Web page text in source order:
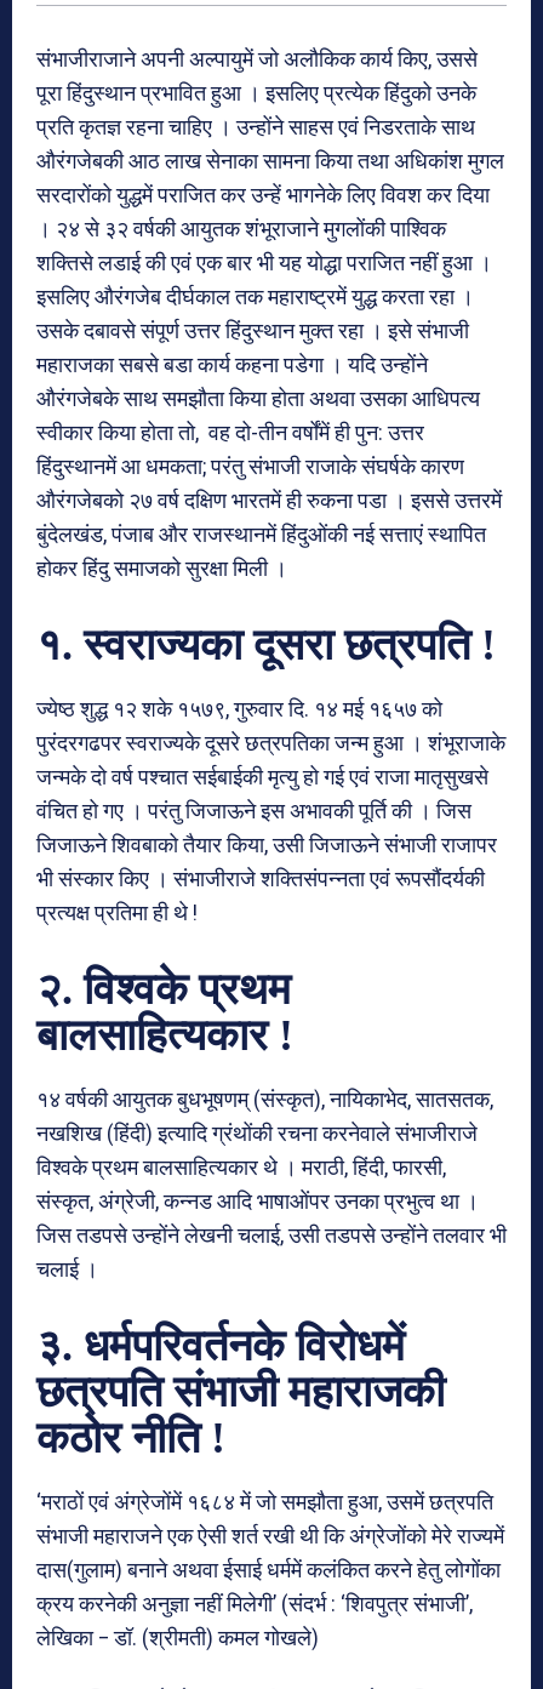
संभाजीराजाने अपनी अल्पायुमें जो अलौकिक कार्य किए, उससे
पूरा हिंदुस्थान प्रभावित हुआ । इसलिए प्रत्येक हिंदुको उनके
प्रति कृतज्ञ रहना चाहिए । उन्होंने साहस एवं निडरताके साथ
औरंगजेबकी आठ लाख सेनाका सामना किया तथा अधिकांश मुगल
सरदारोंको युद्धमें पराजित कर उन्हें भागनेके लिए विवश कर दिया
। २४ से ३२ वर्षकी आयुतक शंभूराजाने मुगलोंकी पाश्विक
शक्तिसे लडाई की एवं एक बार भी यह योद्धा पराजित नहीं हुआ ।
इसलिए औरंगजेब दीर्घकाल तक महाराष्ट्रमें युद्ध करता रहा ।
उसके दबावसे संपूर्ण उत्तर हिंदुस्थान मुक्त रहा । इसे संभाजी
महाराजका सबसे बडा कार्य कहना पडेगा । यदि उन्होंने
औरंगजेबके साथ समझौता किया होता अथवा उसका आधिपत्य
स्वीकार किया होता तो, वह दो-तीन वर्षोंमें ही पुन: उत्तर
हिंदुस्थानमें आ धमकता; परंतु संभाजी राजाके संघर्षके कारण
औरंगजेबको २७ वर्ष दक्षिण भारतमें ही रुकना पडा । इससे उत्तरमें
बुंदेलखंड, पंजाब और राजस्थानमें हिंदुओंकी नई सत्ताएं स्थापित
होकर हिंदु समाजको सुरक्षा मिली ।
१. स्वराज्यका दूसरा छत्रपति !
ज्येष्ठ शुद्ध १२ शके १५७९, गुरुवार दि. १४ मई १६५७ को
पुरंदरगढपर स्वराज्यके दूसरे छत्रपतिका जन्म हुआ । शंभूराजाके
जन्मके दो वर्ष पश्चात सईबाईकी मृत्यु हो गई एवं राजा मातृसुखसे
वंचित हो गए । परंतु जिजाऊने इस अभावकी पूर्ति की । जिस
जिजाऊने शिवबाको तैयार किया, उसी जिजाऊने संभाजी राजापर
भी संस्कार किए । संभाजीराजे शक्तिसंपन्नता एवं रूपसौंदर्यकी
प्रत्यक्ष प्रतिमा ही थे !
२. विश्वके प्रथम
बालसाहित्यकार !
१४ वर्षकी आयुतक बुधभूषणम् (संस्कृत), नायिकाभेद, सातसतक,
नखशिख (हिंदी) इत्यादि ग्रंथोंकी रचना करनेवाले संभाजीराजे
विश्वके प्रथम बालसाहित्यकार थे । मराठी, हिंदी, फारसी,
संस्कृत, अंग्रेजी, कन्नड आदि भाषाओंपर उनका प्रभुत्व था ।
जिस तडपसे उन्होंने लेखनी चलाई, उसी तडपसे उन्होंने तलवार भी
चलाई ।
३. धर्मपरिवर्तनके विरोधमें
छत्रपति संभाजी महाराजकी
कठोर नीति !
‘मराठों एवं अंग्रेजोंमें १६८४ में जो समझौता हुआ, उसमें छत्रपति
संभाजी महाराजने एक ऐसी शर्त रखी थी कि अंग्रेजोंको मेरे राज्यमें
दास(गुलाम) बनाने अथवा ईसाई धर्ममें कलंकित करने हेतु लोगोंका
क्रय करनेकी अनुज्ञा नहीं मिलेगी’ (संदर्भ : ‘शिवपुत्र संभाजी’,
लेखिका – डॉ. (श्रीमती) कमल गोखले)